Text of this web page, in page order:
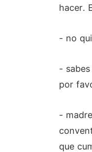
hacer.
- no
-
por
-
que